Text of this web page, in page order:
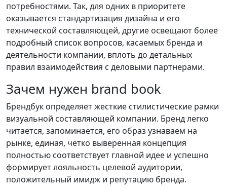
потребностями. Так, для одних в приоритете
оказывается стандартизация дизайна и его
технической составляющей, другие освещают более
подробный список вопросов, касаемых бренда и
деятельности компании, вплоть до детальных
правил взаимодействия с деловыми партнерами.
Зачем нужен brand book
Брендбук определяет жесткие стилистические рамки
визуальной составляющей компании. Бренд легко
читается, запоминается, его образ узнаваем на
рынке, единая, четко выверенная концепция
полностью соответствует главной идее и успешно
формирует лояльность целевой аудитории,
положительный имидж и репутацию бренда.